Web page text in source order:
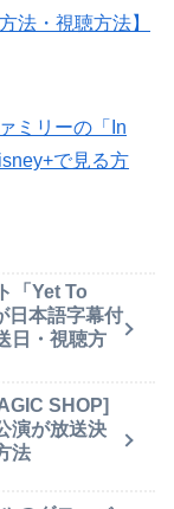
法・視聴方法】
ミリーの「In
で見る方
「Yet To
日本語字幕付
日・視聴方
SHOP]
演が放送決
法